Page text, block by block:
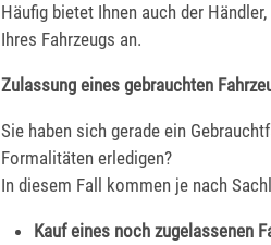
Häufig bietet Ihnen auch der
Ihres Fahrzeugs an.
Zulassung eines gebrauchten
Sie haben sich gerade ein
Formalitäten erledigen?
In diesem Fall kommen je nach
Kauf eines noch zugelassenen